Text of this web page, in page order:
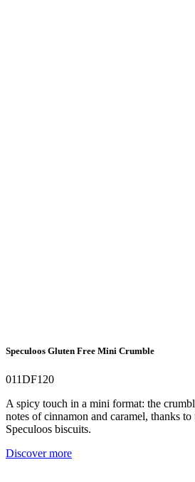
Speculoos Gluten Free Mini Crumble
011DF120
A spicy touch in a mini format: the
notes of cinnamon and caramel, thanks
Speculoos biscuits.
Discover more